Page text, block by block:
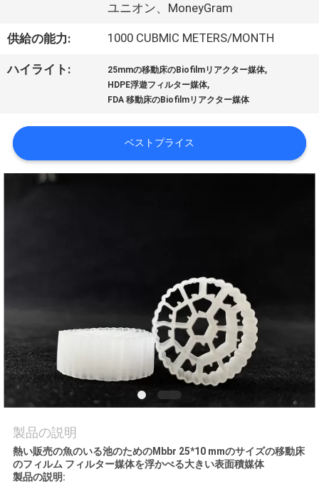
て
ツ
ア
理
連
く
だ
ユニオン、MoneyGram
供給の能力: 1000 CUBMIC METERS/MONTH
ハイライト: 25mmの移動床のBiofilmリアクター媒体,
HDPE浮遊フィルター媒体,
FDA 移動床のBiofilmリアクター媒体
ベストプライス
製品の説明
熱い販売の魚のいる池のためのMbbr 25*10 mmのサイズの移動床
のフィルム フィルター媒体を浮かべる大きい表面積媒体
製品の説明: